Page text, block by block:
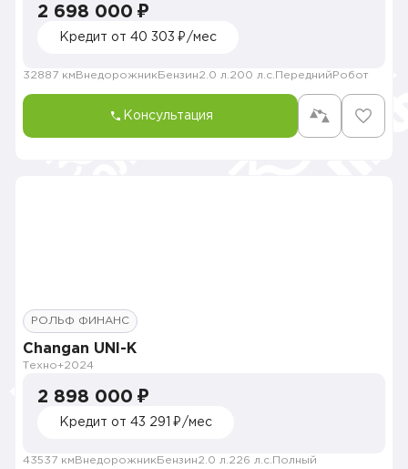
2 698 000 ₽
Кредит от 40 303 ₽/мес
32887 км Внедорожник Бензин2.0 л. 200 л.с. Передний Робот
Консультация
РОЛЬФ ФИНАНС
Changan UNI-K
Техно+2024
2 898 000 ₽
Кредит от 43 291 ₽/мес
43537 км Внедорожник Бензин2.0 л. 226 л.с. Полный